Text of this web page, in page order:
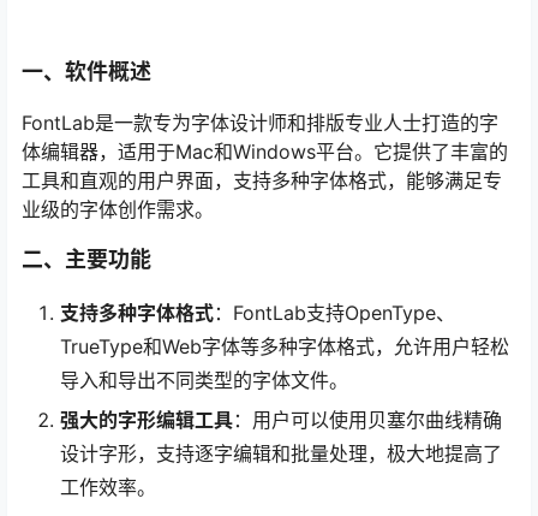
一、软件概述
FontLab是一款专为字体设计师和排版专业人士打造的字
体编辑器，适用于Mac和Windows平台。它提供了丰富的
工具和直观的用户界面，支持多种字体格式，能够满足专
业级的字体创作需求。
二、主要功能
支持多种字体格式：FontLab支持OpenType、
TrueType和Web字体等多种字体格式，允许用户轻松
导入和导出不同类型的字体文件。
强大的字形编辑工具：用户可以使用贝塞尔曲线精确
设计字形，支持逐字编辑和批量处理，极大地提高了
工作效率。